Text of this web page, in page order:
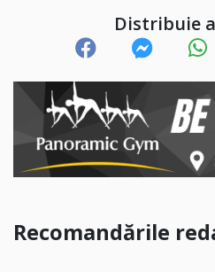
Distribuie
Recomandările